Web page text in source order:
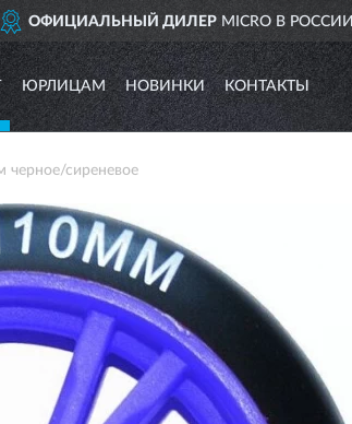
ОФИЦИАЛЬНЫЙ ДИЛЕР MICRO В РОССИИ
ЮРЛИЦАМ НОВИНКИ КОНТАКТЫ
черное/сиреневое